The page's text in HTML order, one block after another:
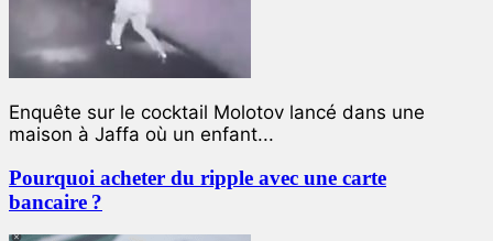
Enquête sur le cocktail Molotov lancé dans une
maison à Jaffa où un enfant...
Pourquoi acheter du ripple avec une carte
bancaire ?